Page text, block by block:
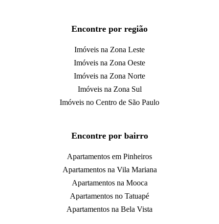
Encontre por região
Imóveis na Zona Leste
Imóveis na Zona Oeste
Imóveis na Zona Norte
Imóveis na Zona Sul
Imóveis no Centro de São Paulo
Encontre por bairro
Apartamentos em Pinheiros
Apartamentos na Vila Mariana
Apartamentos na Mooca
Apartamentos no Tatuapé
Apartamentos na Bela Vista